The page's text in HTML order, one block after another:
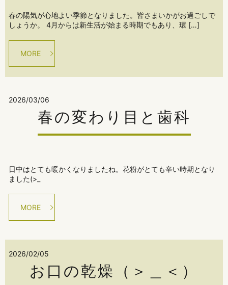
春の陽気が心地よい季節となりました。皆さまいかがお過ごしで
しょうか。 4月からは新生活が始まる時期でもあり、環 […]
MORE
2026/03/06
春の変わり目と歯科
日中はとても暖かくなりましたね。花粉がとても辛い時期となり
ました(>_
MORE
2026/02/05
お口の乾燥（＞＿＜）